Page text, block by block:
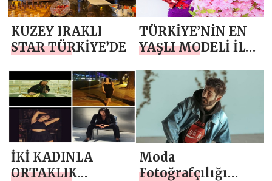
KUZEY IRAKLI
STAR TÜRKİYE’DE
TÜRKİYE’NİN EN
YAŞLI MODELİ İLE
VERDİ
İKİ KADINLA
ORTAKLIK
Moda
Fotoğrafçılığı